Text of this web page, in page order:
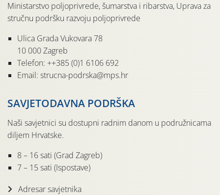
Ministarstvo poljoprivrede, šumarstva i ribarstva, Uprava za
stručnu podršku razvoju poljoprivrede
Ulica Grada Vukovara 78
10 000 Zagreb
Telefon: ++385 (0)1 6106 692
Email: strucna-podrska@mps.hr
SAVJETODAVNA PODRŠKA
Naši savjetnici su dostupni radnim danom u podružnicama
diljem Hrvatske.
8 – 16 sati (Grad Zagreb)
7 – 15 sati (Ispostave)
Adresar savjetnika